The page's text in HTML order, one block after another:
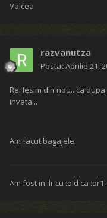
Valcea
razvanutza
PostatAprilie 21,
Re: Iesim din nou...ca
invata...
Am facut bagajele.
Am fost in :lr cu :old ca